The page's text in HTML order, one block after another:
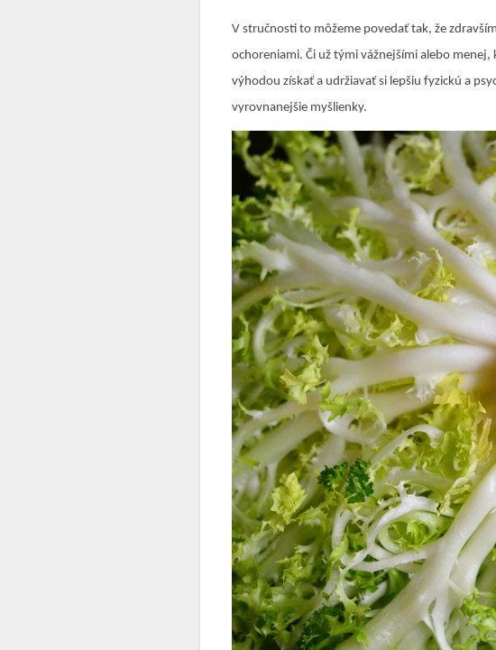
V stručnosti to môžeme povedať tak, že
ochoreniami. Či už tými vážnejšími alebo
výhodou získať a udržiavať si lepšiu fyzickú a
vyrovnanejšie myšlienky.